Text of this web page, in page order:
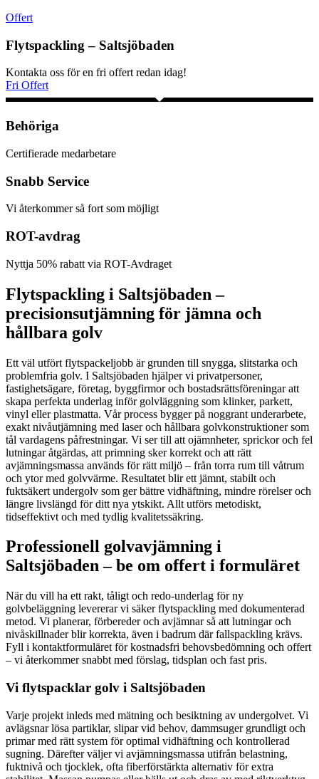
Offert
Flytspackling – Saltsjöbaden
Kontakta oss för en fri offert redan idag!
Fri Offert
Behöriga
Certifierade medarbetare
Snabb Service
Vi återkommer så fort som möjligt
ROT-avdrag
Nyttja 50% rabatt via ROT-Avdraget
Flytspackling i Saltsjöbaden –
precisionsutjämning för jämna och
hållbara golv
Ett väl utfört flytspackeljobb är grunden till snygga, slitstarka och
problemfria golv. I Saltsjöbaden hjälper vi privatpersoner,
fastighetsägare, företag, byggfirmor och bostadsrättsföreningar att
skapa perfekta underlag inför golvläggning som klinker, parkett,
vinyl eller plastmatta. Vår process bygger på noggrant underarbete,
exakt nivåutjämning med laser och hållbara golvkonstruktioner som
tål vardagens påfrestningar. Vi ser till att ojämnheter, sprickor och fel
lutningar åtgärdas, att primning sker korrekt och att rätt
avjämningsmassa används för rätt miljö – från torra rum till våtrum
och ytor med golvvärme. Resultatet blir ett jämnt, stabilt och
fuktsäkert undergolv som ger bättre vidhäftning, mindre rörelser och
längre livslängd för ditt nya ytskikt. Allt utförs metodiskt,
tidseffektivt och med tydlig kvalitetssäkring.
Professionell golvavjämning i
Saltsjöbaden – be om offert i formuläret
När du vill ha ett rakt, tåligt och redo-underlag för ny
golvbeläggning levererar vi säker flytspackling med dokumenterad
metod. Vi planerar, förbereder och avjämnar så att lutningar och
nivåskillnader blir korrekta, även i badrum där fallspackling krävs.
Fyll i kontaktformuläret för kostnadsfri behovsbedömning och offert
– vi återkommer snabbt med förslag, tidsplan och fast pris.
Vi flytspacklar golv i Saltsjöbaden
Varje projekt inleds med mätning och besiktning av undergolvet. Vi
avlägsnar lösa partiklar, slipar vid behov, dammsuger grundligt och
primar med rätt system för optimal vidhäftning och kontrollerad
sugning. Därefter väljer vi avjämningsmassa utifrån belastning,
fuktnivå och tjocklek, ofta fiberförstärkta alternativ för extra